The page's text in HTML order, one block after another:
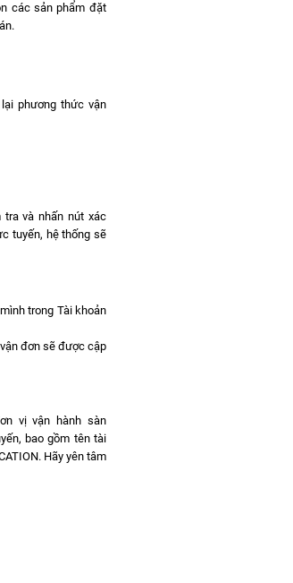
các sản phẩm đặt
phương thức vận
tra và nhấn nút xác
tuyến, hệ thống sẽ
trong Tài khoản
đơn sẽ được cập
vị vận hành sàn
bao gồm tên tài
Hãy yên tâm